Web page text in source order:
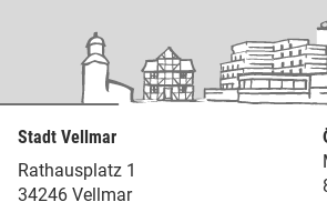
Stadt Vellmar
Rathausplatz 1
34246 Vellmar